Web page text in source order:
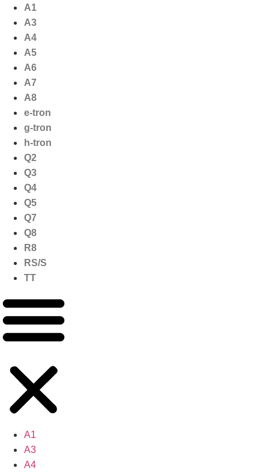
naar
inhoud
A1
A3
A4
A5
A6
A7
A8
e-tron
g-tron
h-tron
Q2
Q3
Q4
Q5
Q7
Q8
R8
RS/S
TT
A1
A3
A4